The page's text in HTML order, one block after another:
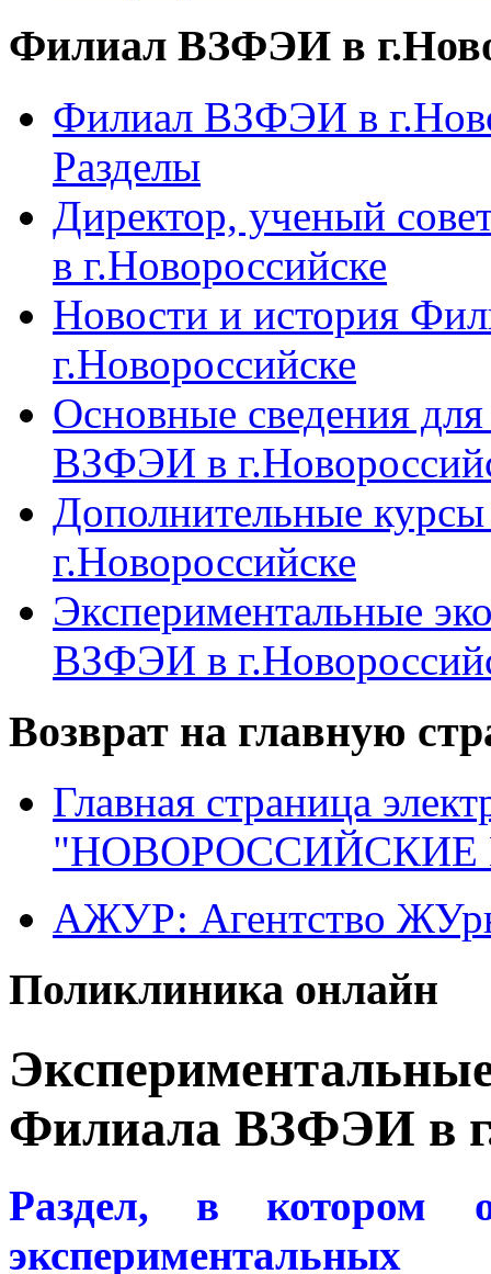
Филиал ВЗФЭИ в
Филиал ВЗФЭИ в
Разделы
Директор, ученый
в г.Новороссийске
Новости и история
г.Новороссийске
Основные сведения
ВЗФЭИ в
Дополнительные
г.Новороссийске
Экспериментальные
ВЗФЭИ в
Возврат на главную
Главная страница
"НОВОРОССИЙСКИЕ
АЖУР: Агентство
Поликлиника онлайн
Филиала ВЗФЭИ в
Раздел, в котором